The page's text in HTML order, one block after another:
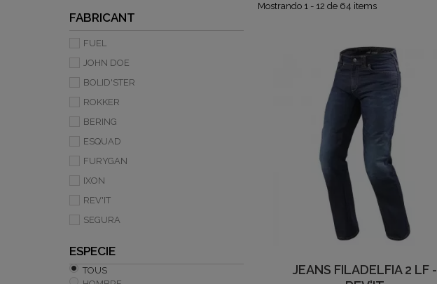
FABRICANT
FUEL
JOHN DOE
BOLID'STER
ROKKER
BERING
ESQUAD
FURYGAN
IXON
REV'IT
SEGURA
ESPECIE
TOUS
Mostrando 1 - 12 de 64 items
JEANS FILADELFIA 2 LF -